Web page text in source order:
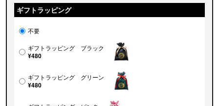
ギフトラッピング
不要
ギフトラッピング ブラック
¥480
ギフトラッピング グリーン
¥480